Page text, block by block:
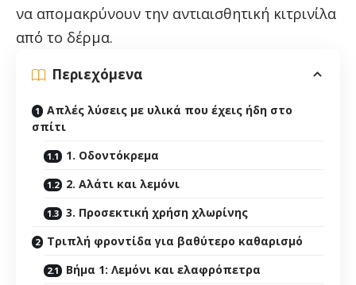
να απομακρύνουν την αντιαισθητική κιτρινίλα
από το δέρμα.
Περιεχόμενα
Απλές λύσεις με υλικά που έχεις ήδη στο
σπίτι
1. Οδοντόκρεμα
2. Αλάτι και λεμόνι
3. Προσεκτική χρήση χλωρίνης
Τριπλή φροντίδα για βαθύτερο καθαρισμό
Βήμα 1: Λεμόνι και ελαφρόπετρα